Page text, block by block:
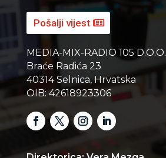
Pošalji vijest
MEDIA-MIX-RADIO 105 D.O.O.
Braće Radića 23
40314 Selnica, Hrvatska
OIB: 42618923306